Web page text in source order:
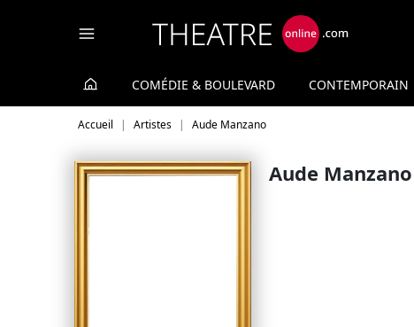
COMÉDIE & BOULEVARD CONTEMPORAIN
Accueil Artistes Aude Manzano
Aude Manzano